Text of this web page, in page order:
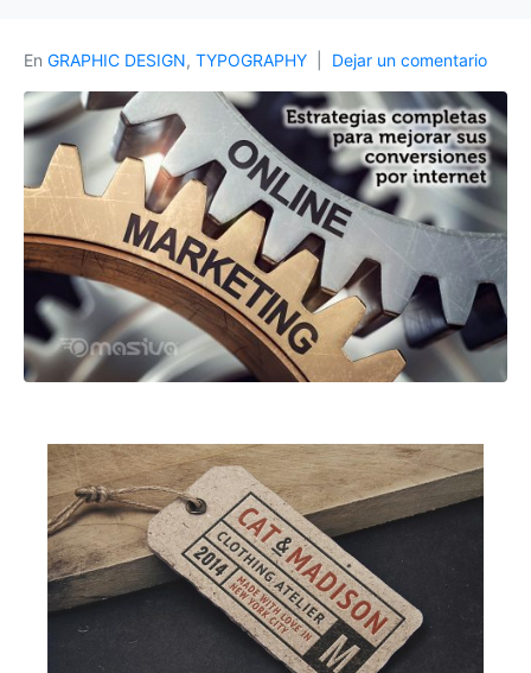
En GRAPHIC DESIGN, TYPOGRAPHY Dejar un comentario